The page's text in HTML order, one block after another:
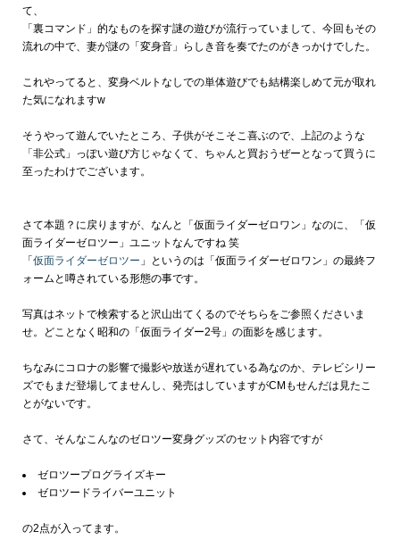
て、
「裏コマンド」的なものを探す謎の遊びが流行っていまして、今回もその
流れの中で、妻が謎の「変身音」らしき音を奏でたのがきっかけでした。
これやってると、変身ベルトなしでの単体遊びでも結構楽しめて元が取れ
た気になれますw
そうやって遊んでいたところ、子供がそこそこ喜ぶので、上記のような
「非公式」っぽい遊び方じゃなくて、ちゃんと買おうぜーとなって買うに
至ったわけでございます。
さて本題？に戻りますが、なんと「仮面ライダーゼロワン」なのに、「仮
面ライダーゼロツー」ユニットなんですね 笑
「仮面ライダーゼロツー 」というのは「仮面ライダーゼロワン」の最終フ
ォームと噂されている形態の事です。
写真はネットで検索すると沢山出てくるのでそちらをご参照くださいま
せ。どことなく昭和の「仮面ライダー2号」の面影を感じます。
ちなみにコロナの影響で撮影や放送が遅れている為なのか、テレビシリー
ズでもまだ登場してませんし、発売はしていますがCMもせんだは見たこ
とがないです。
さて、そんなこんなのゼロツー変身グッズのセット内容ですが
ゼロツープログライズキー
ゼロツードライバーユニット
の2点が入ってます。